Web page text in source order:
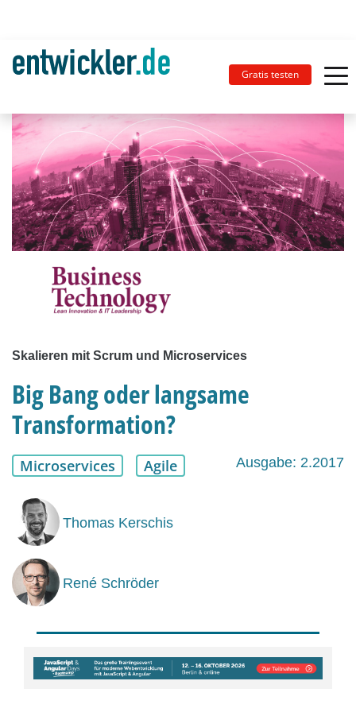
Gratis testen
Skalieren mit Scrum und Microservices
Big Bang oder langsame
Transformation?
Microservices Agile Ausgabe: 2.2017
Thomas Kerschis
René Schröder